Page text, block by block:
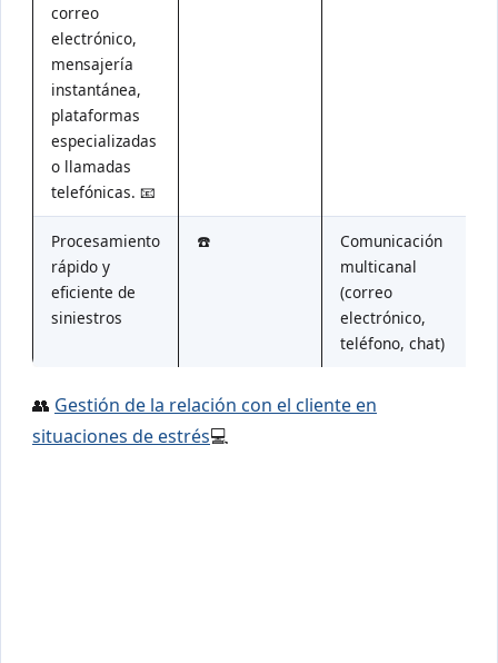
correo
electrónico,
mensajería
instantánea,
plataformas
especializadas
o llamadas
telefónicas. 📧
Procesamiento
rápido y
eficiente de
siniestros
☎️
Comunicación
multicanal
(correo
electrónico,
teléfono, chat)
👥 Gestión de la relación con el cliente en
situaciones de estrés💻